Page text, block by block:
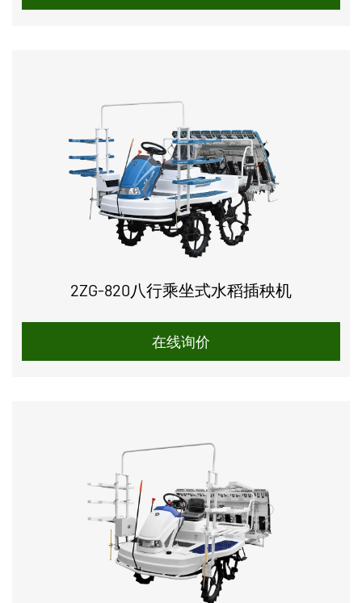
2ZG-820八行乘坐式水稻插秧机
在线询价